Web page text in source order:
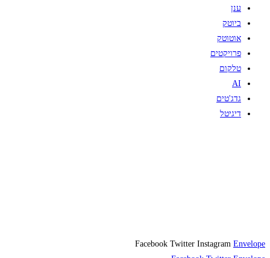
ענן
ביוטק
אוטוטק
פרויקטים
טלקום
AI
גדג'טים
דיגיטל
Facebook Twitter Instagram Envelope